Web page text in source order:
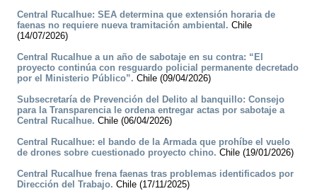
Central Rucalhue: SEA determina que extensión horaria de
faenas no requiere nueva tramitación ambiental. Chile
(14/07/2026)
Central Rucalhue a un año de sabotaje en su contra: “El
proyecto continúa con resguardo policial permanente decretado
por el Ministerio Público”. Chile (09/04/2026)
Subsecretaría de Prevención del Delito al banquillo: Consejo
para la Transparencia le ordena entregar actas por sabotaje a
Central Rucalhue. Chile (06/04/2026)
Central Rucalhue: el bando de la Armada que prohíbe el vuelo
de drones sobre cuestionado proyecto chino. Chile (19/01/2026)
Central Rucalhue frena faenas tras problemas identificados por
Dirección del Trabajo. Chile (17/11/2025)